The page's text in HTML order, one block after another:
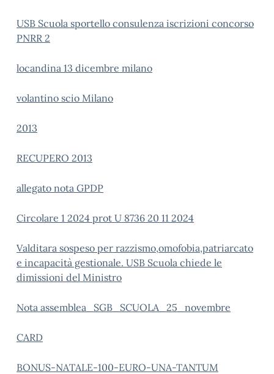
USB Scuola sportello consulenza iscrizioni concorso
PNRR 2
locandina 13 dicembre milano
volantino scio Milano
2013
RECUPERO 2013
allegato nota GPDP
Circolare 1 2024 prot U 8736 20 11 2024
Valditara sospeso per razzismo,omofobia,patriarcato
e incapacità gestionale. USB Scuola chiede le
dimissioni del Ministro
Nota assemblea_SGB_SCUOLA_25_novembre
CARD
BONUS-NATALE-100-EURO-UNA-TANTUM